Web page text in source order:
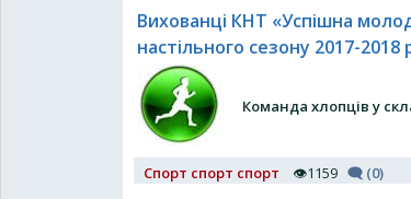
Вихованці КНТ «Успішна
настільного сезону 2017-2018
Команда хлопців у
Спорт спорт спорт 👁1159 🗨 (0)